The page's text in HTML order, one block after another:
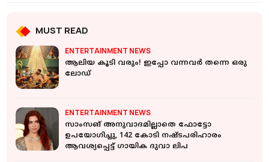
MUST READ
ENTERTAINMENT NEWS
ആലിയ കൂടി വരും! ഇപ്പോ വന്നവര്‍ തന്നെ ഒരു
ലോഡ്
ENTERTAINMENT NEWS
സാംസങ് അനുവാദമില്ലാതെ ഫോട്ടോ
ഉപയോഗിച്ചു, 142 കോടി നഷ്ടപരിഹാരം
ആവശ്യപ്പെട്ട് ഗായിക ദുവാ ലിപ